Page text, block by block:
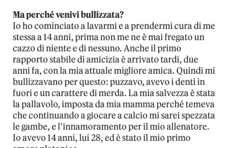
Ma perché venivi bullizzata?
Io ho cominciato a lavarmi e a prendermi cura di me
stessa a 14 anni, prima non me ne è mai fregato un
cazzo di niente e di nessuno. Anche il primo
rapporto stabile di amicizia è arrivato tardi, due
anni fa, con la mia attuale migliore amica. Quindi mi
bullizzavano per questo: puzzavo, avevo i denti in
fuori e un carattere di merda. La mia salvezza è stata
la pallavolo, imposta da mia mamma perché temeva
che continuando a giocare a calcio mi sarei spezzata
le gambe, e l’innamoramento per il mio allenatore.
Io avevo 14 anni, lui 28, ed è stato il mio primo